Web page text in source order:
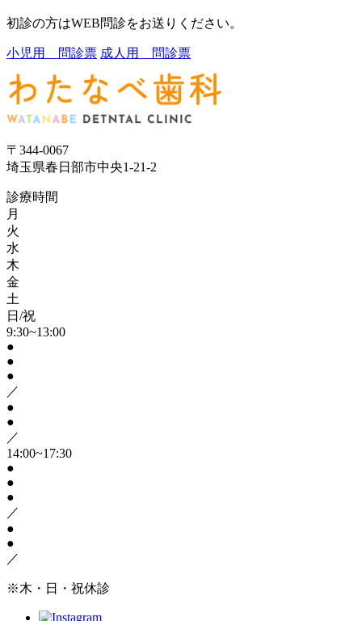
初診の方はWEB問診をお送りください。
小児用 問診票 成人用 問診票
〒344-0067
埼玉県春日部市中央1-21-2
診療時間
月
火
水
木
金
土
日/祝
9:30~13:00
●
●
●
／
●
●
／
14:00~17:30
●
●
●
／
●
●
／
※木・日・祝休診